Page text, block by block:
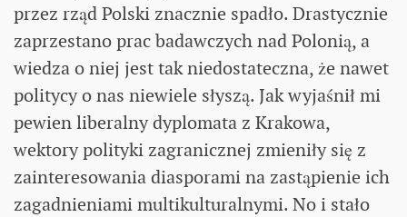
przez rząd Polski znacznie spadło. Drastycznie
zaprzestano prac badawczych nad Polonią, a
wiedza o niej jest tak niedostateczna, że nawet
politycy o nas niewiele słyszą. Jak wyjaśnił mi
pewien liberalny dyplomata z Krakowa,
wektory polityki zagranicznej zmieniły się z
zainteresowania diasporami na zastąpienie ich
zagadnieniami multikulturalnymi. No i stało